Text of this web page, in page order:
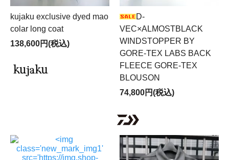
kujaku exclusive dyed mao
colar long coat
138,600円(税込)
D-
VEC×ALMOSTBLACK
WINDSTOPPER BY
GORE-TEX LABS BACK
FLEECE GORE-TEX
BLOUSON
74,800円(税込)